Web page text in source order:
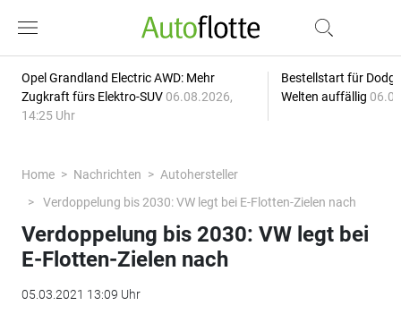
Opel Grandland Electric AWD: Mehr
Zugkraft fürs Elektro-SUV 06.08.2026,
14:25 Uhr
Bestellstart für
Welten auffällig
Home Nachrichten
Autohersteller
Verdoppelung bis 2030: VW legt bei E-Flotten-Zielen nach
Verdoppelung bis 2030: VW legt bei
E-Flotten-Zielen nach
05.03.2021 13:09 Uhr